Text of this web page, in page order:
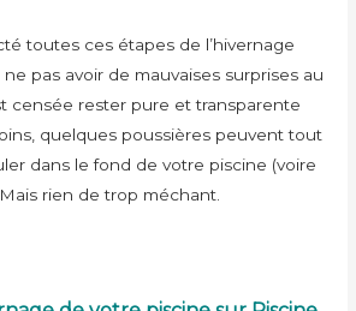
toutes ces étapes de l’hivernage
pas avoir de mauvaises surprises au
censée rester pure et transparente
quelques poussières peuvent tout
dans le fond de votre piscine (voire
rien de trop méchant.